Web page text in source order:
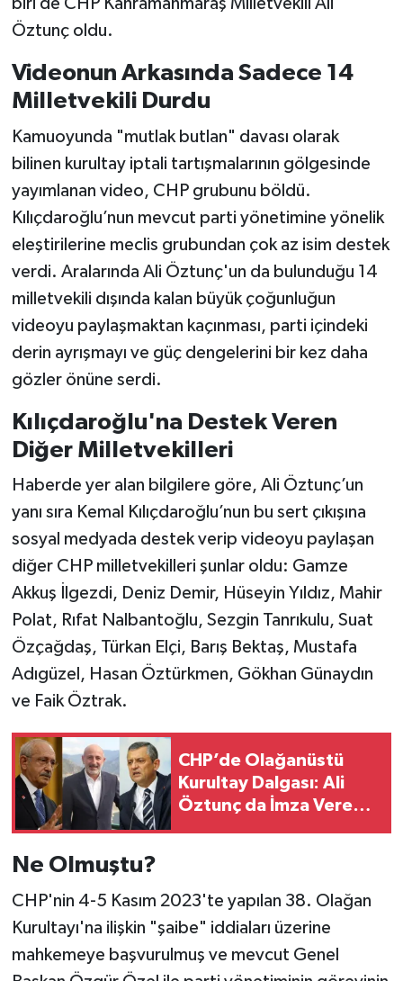
biri de CHP Kahramanmaraş Milletvekili Ali
Öztunç oldu.
Videonun Arkasında Sadece 14
Milletvekili Durdu
Kamuoyunda "mutlak butlan" davası olarak
bilinen kurultay iptali tartışmalarının gölgesinde
yayımlanan video, CHP grubunu böldü.
Kılıçdaroğlu’nun mevcut parti yönetimine yönelik
eleştirilerine meclis grubundan çok az isim destek
verdi. Aralarında Ali Öztunç'un da bulunduğu 14
milletvekili dışında kalan büyük çoğunluğun
videoyu paylaşmaktan kaçınması, parti içindeki
derin ayrışmayı ve güç dengelerini bir kez daha
gözler önüne serdi.
Kılıçdaroğlu'na Destek Veren
Diğer Milletvekilleri
Haberde yer alan bilgilere göre, Ali Öztunç’un
yanı sıra Kemal Kılıçdaroğlu’nun bu sert çıkışına
sosyal medyada destek verip videoyu paylaşan
diğer CHP milletvekilleri şunlar oldu: Gamze
Akkuş İlgezdi, Deniz Demir, Hüseyin Yıldız, Mahir
Polat, Rıfat Nalbantoğlu, Sezgin Tanrıkulu, Suat
Özçağdaş, Türkan Elçi, Barış Bektaş, Mustafa
Adıgüzel, Hasan Öztürkmen, Gökhan Günaydın
ve Faik Öztrak.
CHP’de Olağanüstü
Kurultay Dalgası: Ali
Öztunç da İmza Veren
Ne Olmuştu?
CHP'nin 4-5 Kasım 2023'te yapılan 38. Olağan
Kurultayı'na ilişkin "şaibe" iddiaları üzerine
mahkemeye başvurulmuş ve mevcut Genel
SEÇİM 2014
KİM KİMDİR
ÇEK GÖNDER
KİTAP
HEDEF2020
OTOMOBİL
TARİH
Genel
Politika
YEREL
BÖLGEDEN
BİLİM TEKNOLOJİ
ASAYİŞ
SEÇİM 2015
ÇEVRE
BİLİM VE TEKNOLOJİ
YARIŞMALAR
TANITIM